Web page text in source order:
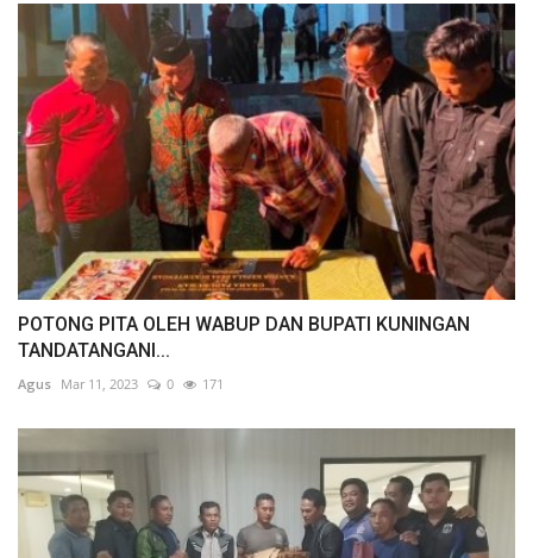
POTONG PITA OLEH WABUP DAN BUPATI KUNINGAN
TANDATANGANI...
Agus Mar 11, 2023 0 171